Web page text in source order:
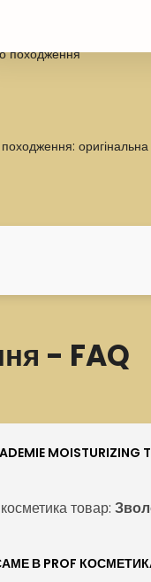
походження
походження:
- FAQ
MOISTURIZING
товар:
В PROF